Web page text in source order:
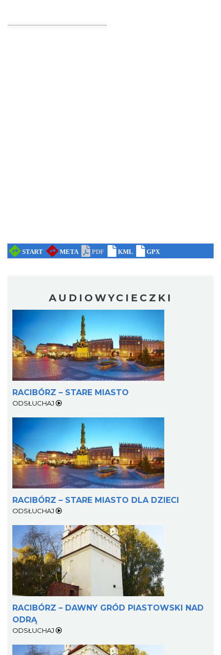
AUDIOWYCIECZKI
RACIBÓRZ – STARE MIASTO
ODSŁUCHAJ
RACIBÓRZ – STARE MIASTO DLA DZIECI
ODSŁUCHAJ
RACIBÓRZ – DAWNY GRÓD PIASTOWSKI NAD
ODRĄ
ODSŁUCHAJ